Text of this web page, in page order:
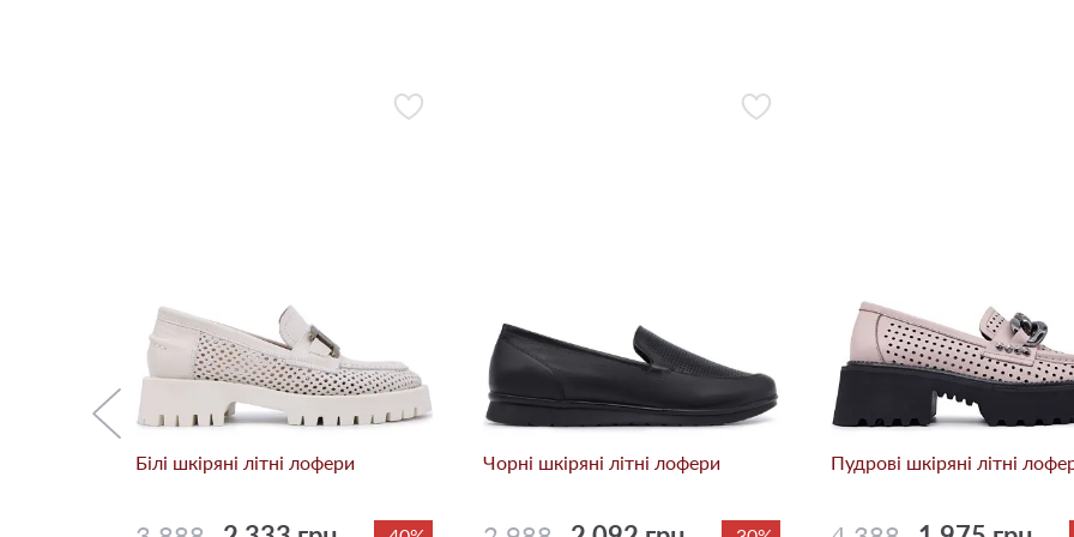
Білі шкіряні літні лофери Чорні шкіряні літні лофери Пудрові шкіряні літні